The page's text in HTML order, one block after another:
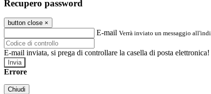
Recupero password
button close ×
E-mail Verrà inviato un messaggio
E-mail inviata, si prega di controllare la casella di posta elettronica!
Errore
Chiudi